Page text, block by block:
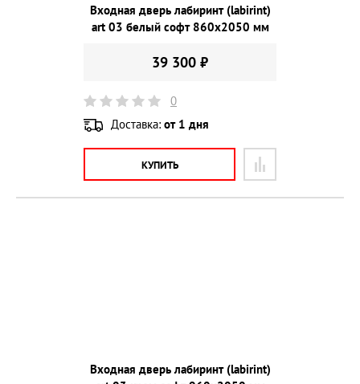
Входная дверь лабиринт (labirint)
art 03 белый софт 860х2050 мм
39 300 ₽
0
Доставка: от 1 дня
КУПИТЬ
Входная дверь лабиринт (labirint)